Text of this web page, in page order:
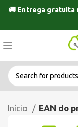
🚚 Entrega gratuita
Início EAN do